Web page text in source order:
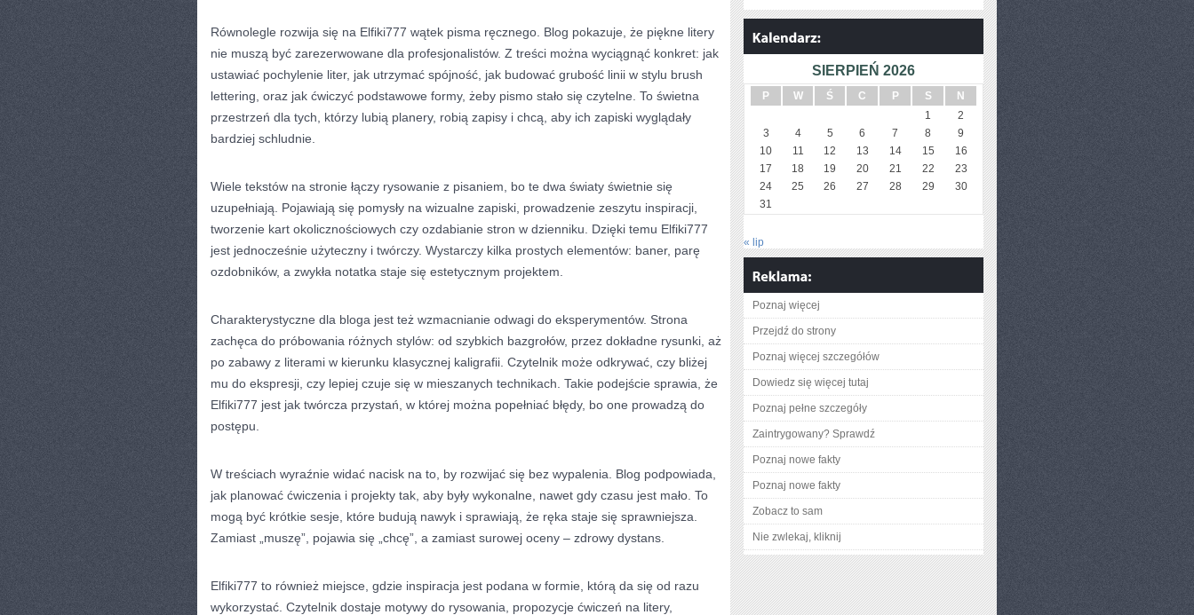
Równolegle rozwija się na Elfiki777 wątek pisma ręcznego. Blog pokazuje, że piękne litery
nie muszą być zarezerwowane dla profesjonalistów. Z treści można wyciągnąć konkret: jak
ustawiać pochylenie liter, jak utrzymać spójność, jak budować grubość linii w stylu brush
lettering, oraz jak ćwiczyć podstawowe formy, żeby pismo stało się czytelne. To świetna
przestrzeń dla tych, którzy lubią planery, robią zapisy i chcą, aby ich zapiski wyglądały
bardziej schludnie.
Wiele tekstów na stronie łączy rysowanie z pisaniem, bo te dwa światy świetnie się
uzupełniają. Pojawiają się pomysły na wizualne zapiski, prowadzenie zeszytu inspiracji,
tworzenie kart okolicznościowych czy ozdabianie stron w dzienniku. Dzięki temu Elfiki777
jest jednocześnie użyteczny i twórczy. Wystarczy kilka prostych elementów: baner, parę
ozdobników, a zwykła notatka staje się estetycznym projektem.
Charakterystyczne dla bloga jest też wzmacnianie odwagi do eksperymentów. Strona
zachęca do próbowania różnych stylów: od szybkich bazgrołów, przez dokładne rysunki, aż
po zabawy z literami w kierunku klasycznej kaligrafii. Czytelnik może odkrywać, czy bliżej
mu do ekspresji, czy lepiej czuje się w mieszanych technikach. Takie podejście sprawia, że
Elfiki777 jest jak twórcza przystań, w której można popełniać błędy, bo one prowadzą do
postępu.
W treściach wyraźnie widać nacisk na to, by rozwijać się bez wypalenia. Blog podpowiada,
jak planować ćwiczenia i projekty tak, aby były wykonalne, nawet gdy czasu jest mało. To
mogą być krótkie sesje, które budują nawyk i sprawiają, że ręka staje się sprawniejsza.
Zamiast „muszę”, pojawia się „chcę”, a zamiast surowej oceny – zdrowy dystans.
Elfiki777 to również miejsce, gdzie inspiracja jest podana w formie, którą da się od razu
wykorzystać. Czytelnik dostaje motywy do rysowania, propozycje ćwiczeń na litery,
SIERPIEŃ 2026
P W Ś C P S
N
1
2
3
4 5 6 7 8
9
10
11 12 13 14 15
16
17
18 19 20 21 22
23
24
25 26 27 28 29
30
31
« lip
Poznaj więcej
Przejdź do strony
Poznaj więcej szczegółów
Dowiedz się więcej tutaj
Poznaj pełne szczegóły
Zaintrygowany? Sprawdź
Poznaj nowe fakty
Poznaj nowe fakty
Zobacz to sam
Nie zwlekaj, kliknij